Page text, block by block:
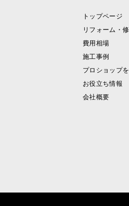
トップページ
リフォーム・
費用相場
施工事例
プロショップ
お役立ち情報
会社概要